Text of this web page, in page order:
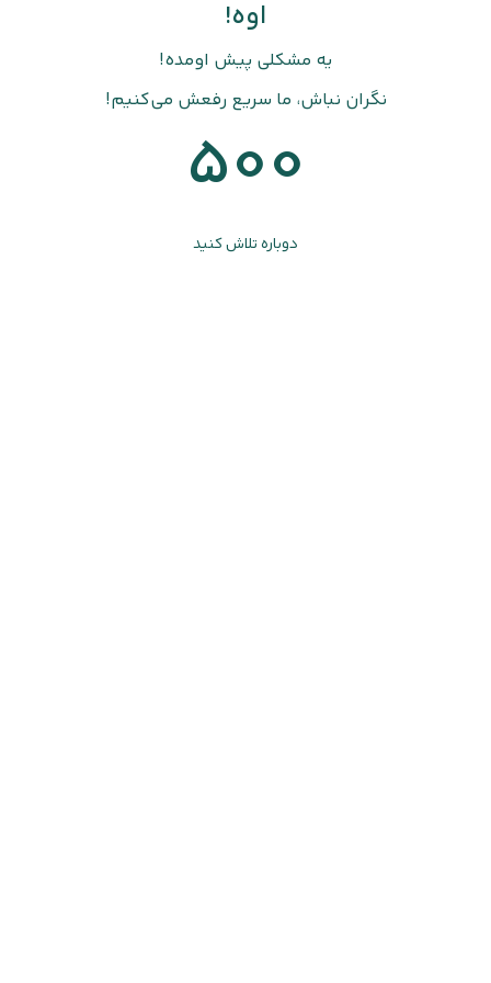
اوه!
یه مشکلی پیش اومده!
نگران نباش، ما سریع رفعش می‌کنیم!
500
دوباره تلاش کنید